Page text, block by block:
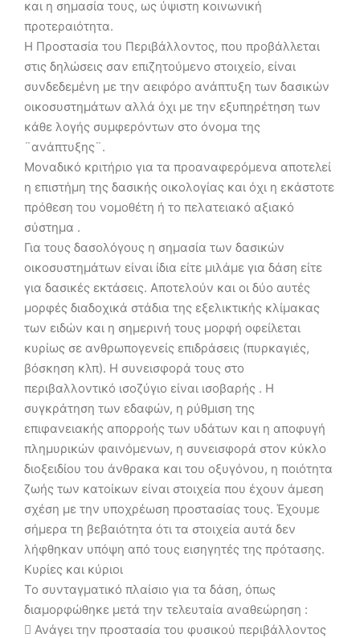
και η σημασία τους, ως ύψιστη κοινωνική
προτεραιότητα.
Η Προστασία του Περιβάλλοντος, που προβάλλεται
στις δηλώσεις σαν επιζητούμενο στοιχείο, είναι
συνδεδεμένη με την αειφόρο ανάπτυξη των δασικών
οικοσυστημάτων αλλά όχι με την εξυπηρέτηση των
κάθε λογής συμφερόντων στο όνομα της
¨ανάπτυξης¨.
Μοναδικό κριτήριο για τα προαναφερόμενα αποτελεί
η επιστήμη της δασικής οικολογίας και όχι η εκάστοτε
πρόθεση του νομοθέτη ή το πελατειακό αξιακό
σύστημα .
Για τους δασολόγους η σημασία των δασικών
οικοσυστημάτων είναι ίδια είτε μιλάμε για δάση είτε
για δασικές εκτάσεις. Αποτελούν και οι δύο αυτές
μορφές διαδοχικά στάδια της εξελικτικής κλίμακας
των ειδών και η σημερινή τους μορφή οφείλεται
κυρίως σε ανθρωπογενείς επιδράσεις (πυρκαγιές,
βόσκηση κλπ). Η συνεισφορά τους στο
περιβαλλοντικό ισοζύγιο είναι ισοβαρής . Η
συγκράτηση των εδαφών, η ρύθμιση της
επιφανειακής απορροής των υδάτων και η αποφυγή
πλημυρικών φαινόμενων, η συνεισφορά στον κύκλο
διοξειδίου του άνθρακα και του οξυγόνου, η ποιότητα
ζωής των κατοίκων είναι στοιχεία που έχουν άμεση
σχέση με την υποχρέωση προστασίας τους. Έχουμε
σήμερα τη βεβαιότητα ότι τα στοιχεία αυτά δεν
λήφθηκαν υπόψη από τους εισηγητές της πρότασης.
Κυρίες και κύριοι
Το συνταγματικό πλαίσιο για τα δάση, όπως
διαμορφώθηκε μετά την τελευταία αναθεώρηση :
 Ανάγει την προστασία του φυσικού περιβάλλοντος